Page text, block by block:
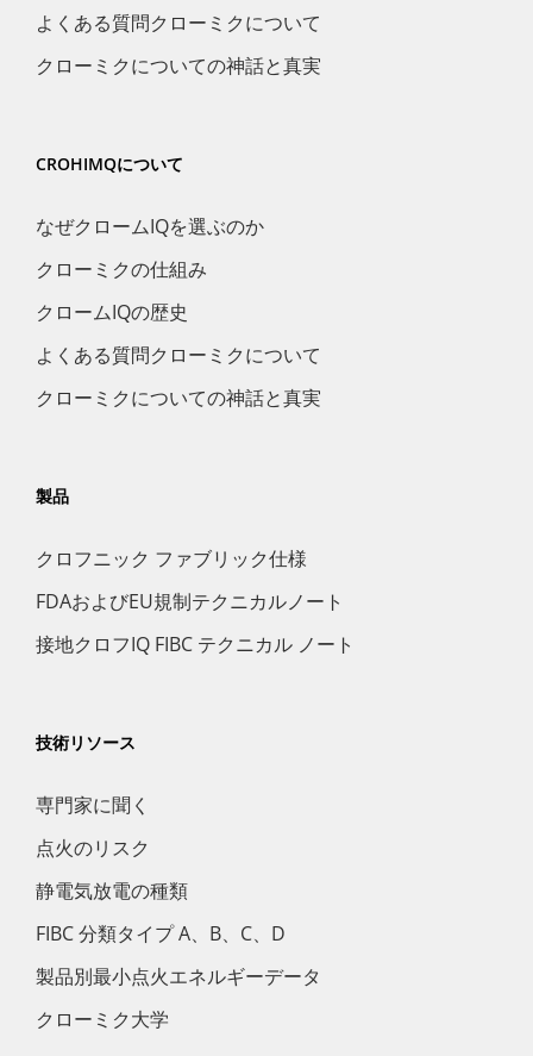
よくある質問クローミクについて
クローミクについての神話と真実
CROHIMQについて
なぜクロームIQを選ぶのか
クローミクの仕組み
クロームIQの歴史
よくある質問クローミクについて
クローミクについての神話と真実
製品
クロフニック ファブリック仕様
FDAおよびEU規制テクニカルノート
接地クロフIQ FIBC テクニカル ノート
技術リソース
専門家に聞く
点火のリスク
静電気放電の種類
FIBC 分類タイプ A、B、C、D
製品別最小点火エネルギーデータ
クローミク大学